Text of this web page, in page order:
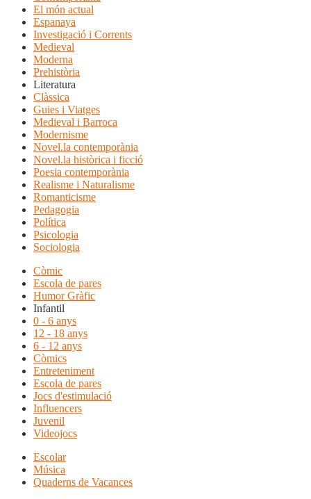
El món actual
Espanaya
Investigació i Corrents
Medieval
Moderna
Prehistòria
Literatura
Clàssica
Guies i Viatges
Medieval i Barroca
Modernisme
Novel.la contemporània
Novel.la històrica i ficció
Poesia contemporània
Realisme i Naturalisme
Romanticisme
Pedagogia
Política
Psicologia
Sociologia
Còmic
Escola de pares
Humor Gràfic
Infantil
0 - 6 anys
12 - 18 anys
6 - 12 anys
Còmics
Entreteniment
Escola de pares
Jocs d'estimulació
Influencers
Juvenil
Videojocs
Escolar
Música
Quaderns de Vacances